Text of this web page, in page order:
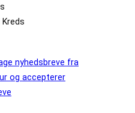
nyhedsbreve fra
og accepterer